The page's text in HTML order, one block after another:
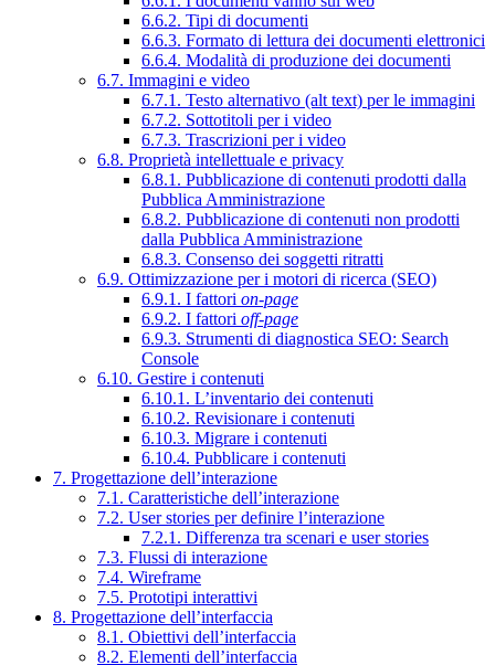
6.6.2. Tipi di documenti
6.6.3. Formato di lettura dei documenti elettronici
6.6.4. Modalità di produzione dei documenti
6.7. Immagini e video
6.7.1. Testo alternativo (alt text) per le immagini
6.7.2. Sottotitoli per i video
6.7.3. Trascrizioni per i video
6.8. Proprietà intellettuale e privacy
6.8.1. Pubblicazione di contenuti prodotti dalla
Pubblica Amministrazione
6.8.2. Pubblicazione di contenuti non prodotti
dalla Pubblica Amministrazione
6.8.3. Consenso dei soggetti ritratti
6.9. Ottimizzazione per i motori di ricerca (SEO)
6.9.1. I fattori on-page
6.9.2. I fattori off-page
6.9.3. Strumenti di diagnostica SEO: Search
Console
6.10. Gestire i contenuti
6.10.1. L’inventario dei contenuti
6.10.2. Revisionare i contenuti
6.10.3. Migrare i contenuti
6.10.4. Pubblicare i contenuti
7. Progettazione dell’interazione
7.1. Caratteristiche dell’interazione
7.2. User stories per definire l’interazione
7.2.1. Differenza tra scenari e user stories
7.3. Flussi di interazione
7.4. Wireframe
7.5. Prototipi interattivi
8. Progettazione dell’interfaccia
8.1. Obiettivi dell’interfaccia
8.2. Elementi dell’interfaccia